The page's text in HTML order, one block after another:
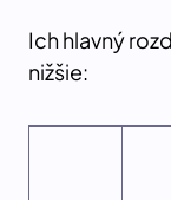
Ich hlavný
nižšie: